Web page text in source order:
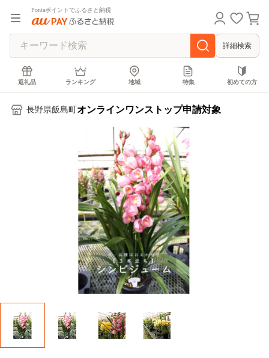
Pontaポイントでふるさと納税
詳細検索
返礼品 ランキング 地域 特集 初めての方
長野県飯島町 オンラインワンストップ申請対象